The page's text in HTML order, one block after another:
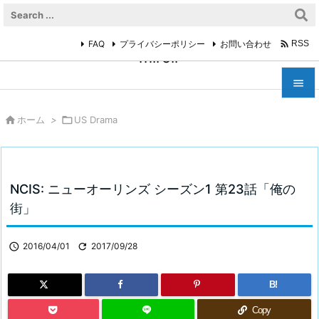
miroir




検索
FAQ プライバシーポリシー お問い合わせ  RSS
 ホーム > US Drama
NCIS: ニューオーリンズ シーズン1 第23話「俺の
街」
 2016/04/01  2017/09/28
B!
Copy